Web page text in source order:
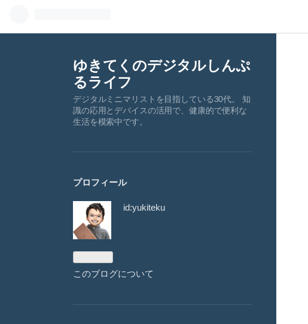
ゆきてくのデジタルしんぷ
るライフ
デジタルミニマリストを目指している30代。 知
識の応用とデバイスの活用で、健康的で便利な
生活を模索中です。
プロフィール
id:yukiteku
このブログについて